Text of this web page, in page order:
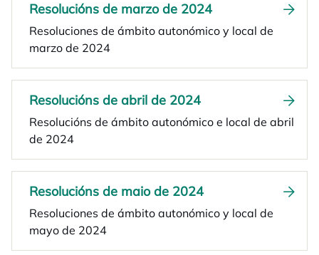
Resolucións de marzo de 2024
Resoluciones de ámbito autonómico y local de
marzo de 2024
Resolucións de abril de 2024
Resolucións de ámbito autonómico e local de abril
de 2024
Resolucións de maio de 2024
Resoluciones de ámbito autonómico y local de
mayo de 2024